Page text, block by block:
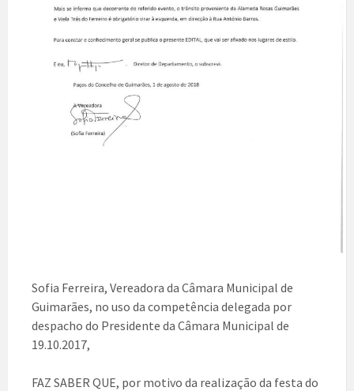
Sofia Ferreira, Vereadora da Câmara Municipal de
Guimarães, no uso da competência delegada por
despacho do Presidente da Câmara Municipal de
19.10.2017,
FAZ SABER QUE, por motivo da realização da festa do